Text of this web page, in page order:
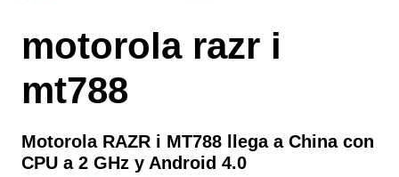
motorola razr i
mt788
Motorola RAZR i MT788 llega a China con
CPU a 2 GHz y Android 4.0